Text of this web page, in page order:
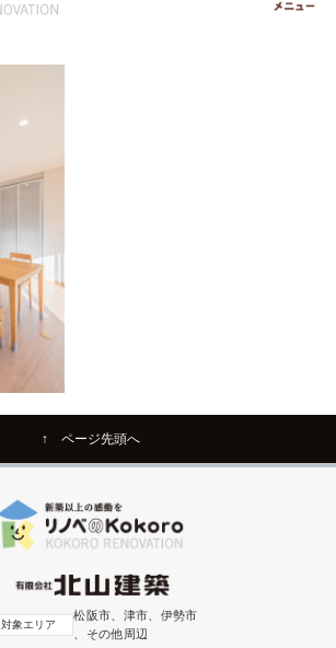
↑ ページ先頭へ
対象エリア
松阪市、津市、伊勢市
、その他周辺